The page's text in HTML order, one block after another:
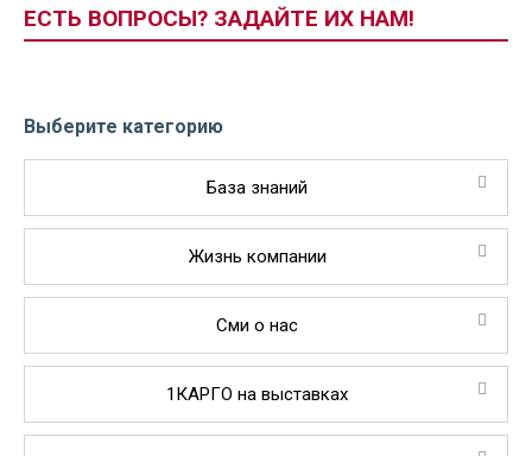
ЕСТЬ ВОПРОСЫ? ЗАДАЙТЕ ИХ НАМ!
Выберите категорию
База знаний
Жизнь компании
Сми о нас
1КАРГО на выставках